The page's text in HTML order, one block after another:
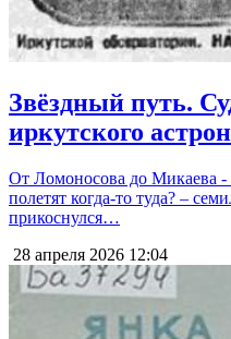
Звёздный путь.
иркутского
От Ломоносова до Микаева
полетят когда-то туда? –
прикоснулся…
28 апреля 2026 12:04